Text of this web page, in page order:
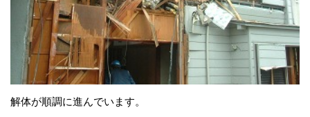
解体が順調に進んでいます。